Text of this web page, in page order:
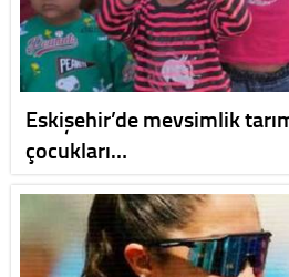
Eskişehir’de mevsimlik
çocukları…